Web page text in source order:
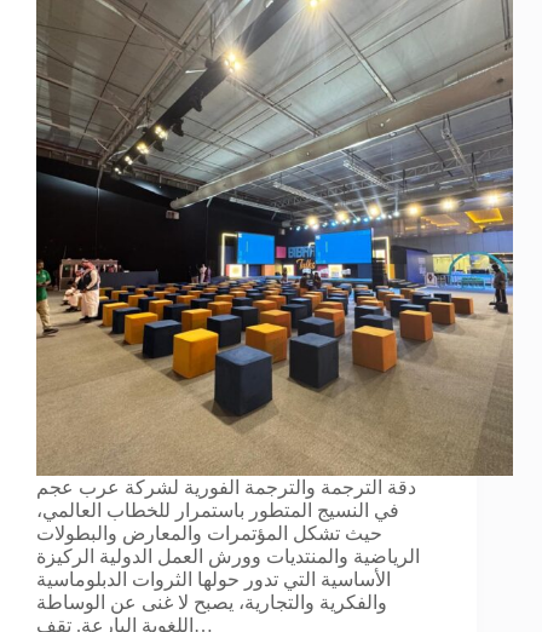
دقة الترجمة والترجمة الفورية لشركة عرب عجم
في النسيج المتطور باستمرار للخطاب العالمي،
حيث تشكل المؤتمرات والمعارض والبطولات
الرياضية والمنتديات وورش العمل الدولية الركيزة
الأساسية التي تدور حولها الثروات الدبلوماسية
والفكرية والتجارية، يصبح لا غنى عن الوساطة
اللغوية البارعة. تقف…